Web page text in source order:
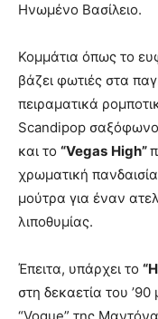
Ηνωμένο Βασίλειο.
Κομμάτια όπως το
βάζει φωτιές στα
πειραματικά
Scandipop
και το “Vegas High”
χρωματική
μούτρα για έναν
λιποθυμίας.
Έπειτα, υπάρχει το “
στη δεκαετία του